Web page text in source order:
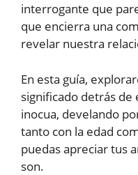
interrogante que
que encierra una
revelar nuestra
En esta guía,
significado detrás
inocua, develando
tanto con la edad
puedas apreciar tus
son.